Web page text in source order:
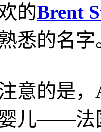
的Brent
悉的名字
意的是
儿——法